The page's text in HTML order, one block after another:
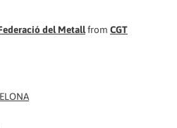
del Metallfrom CGT